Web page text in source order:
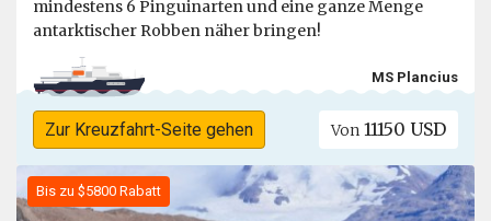
mindestens 6 Pinguinarten und eine ganze Menge
antarktischer Robben näher bringen!
MS Plancius
Zur Kreuzfahrt-Seite gehen Von 11150 USD
Bis zu $5800 Rabatt